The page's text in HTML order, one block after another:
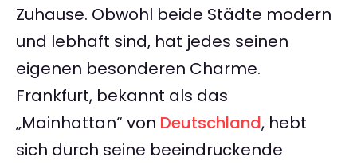
Zuhause. Obwohl beide Städte modern
und lebhaft sind, hat jedes seinen
eigenen besonderen Charme.
Frankfurt, bekannt als das
„Mainhattan“ von Deutschland, hebt
sich durch seine beeindruckende